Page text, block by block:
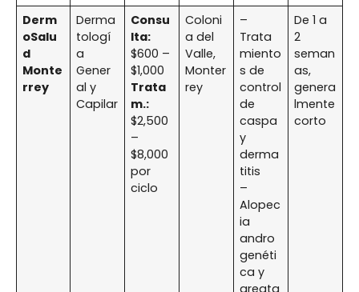
Derm
oSalu
d
Monte
rrey
Derma
tologí
a
Gener
al y
Capilar
Consu
lta:
$600 –
$1,000
Trata
m.:
$2,500
–
$8,000
por
ciclo
Coloni
a del
Valle,
Monter
rey
–
Trata
miento
s de
control
de
caspa
y
derma
titis
–
Alopec
ia
andro
genéti
ca y
areata
De 1 a
2
seman
as,
genera
lmente
corto